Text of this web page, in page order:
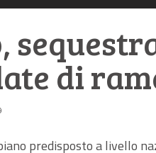
di
predisposto a livello